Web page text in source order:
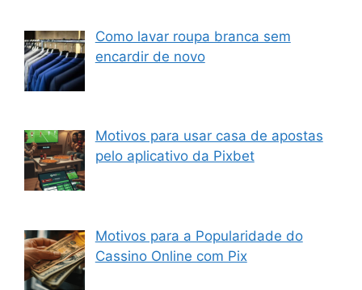
Como lavar roupa branca sem
encardir de novo
Motivos para usar casa de apostas
pelo aplicativo da Pixbet
Motivos para a Popularidade do
Cassino Online com Pix